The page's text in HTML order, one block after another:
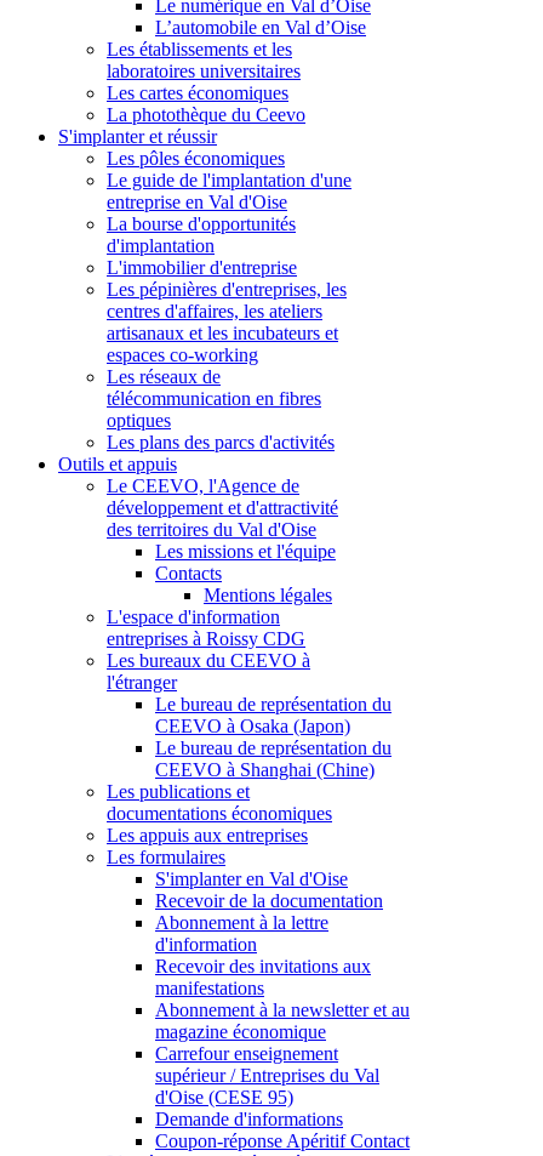
Le numérique en Val d’Oise
L’automobile en Val d’Oise
Les établissements et les
laboratoires universitaires
Les cartes économiques
La photothèque du Ceevo
S'implanter et réussir
Les pôles économiques
Le guide de l'implantation d'une
entreprise en Val d'Oise
La bourse d'opportunités
d'implantation
L'immobilier d'entreprise
Les pépinières d'entreprises, les
centres d'affaires, les ateliers
artisanaux et les incubateurs et
espaces co-working
Les réseaux de
télécommunication en fibres
optiques
Les plans des parcs d'activités
Outils et appuis
Le CEEVO, l'Agence de
développement et d'attractivité
des territoires du Val d'Oise
Les missions et l'équipe
Contacts
Mentions légales
L'espace d'information
entreprises à Roissy CDG
Les bureaux du CEEVO à
l'étranger
Le bureau de représentation du
CEEVO à Osaka (Japon)
Le bureau de représentation du
CEEVO à Shanghai (Chine)
Les publications et
documentations économiques
Les appuis aux entreprises
Les formulaires
S'implanter en Val d'Oise
Recevoir de la documentation
Abonnement à la lettre
d'information
Recevoir des invitations aux
manifestations
Abonnement à la newsletter et au
magazine économique
Carrefour enseignement
supérieur / Entreprises du Val
d'Oise (CESE 95)
Demande d'informations
Coupon-réponse Apéritif Contact